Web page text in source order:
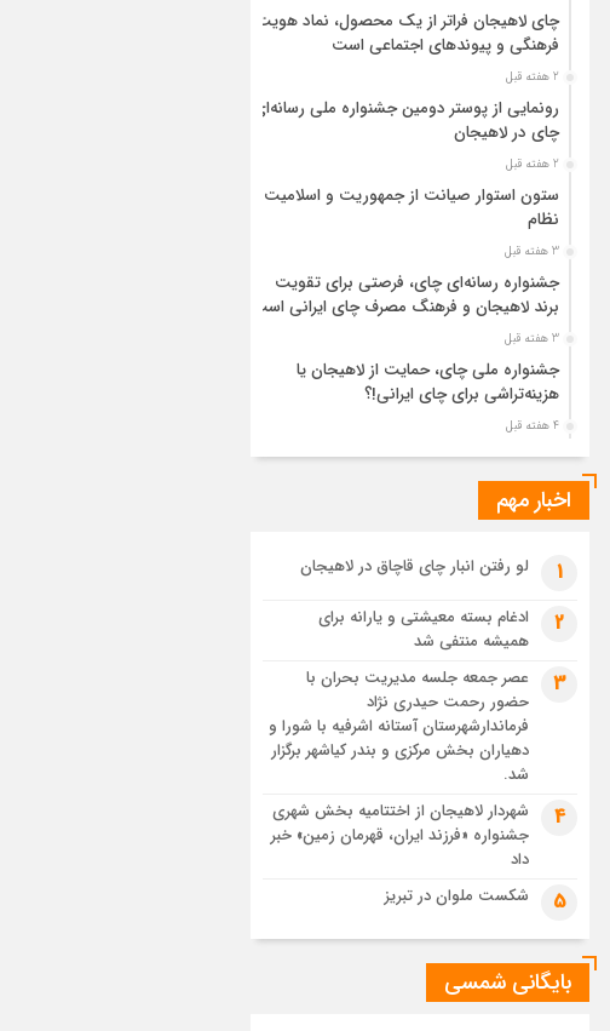
چای لاهیجان فراتر از یک محصول، نماد هویت
فرهنگی و پیوندهای اجتماعی است
2 هفته قبل
رونمایی از پوستر دومین جشنواره ملی رسانه‌ای
چای در لاهیجان
2 هفته قبل
ستون استوار صیانت از جمهوریت و اسلامیت
نظام
3 هفته قبل
جشنواره رسانه‌ای چای، فرصتی برای تقویت
برند لاهیجان و فرهنگ مصرف چای ایرانی است
3 هفته قبل
جشنواره ملی چای، حمایت از لاهیجان یا
هزینه‌تراشی برای چای ایرانی!؟
4 هفته قبل
پیکر مطهر رهبر شهید انقلاب در حرم مطهر
رضوی آرام گرفت
آخر در آستان امام رئوف
تصاویر هوایی مراسم تشییع پیکر مطهر آقای
شهید ایران – مشهد
4 هفته قبل
مراسم تشییع پیکر مطهر آقای شهید ایران –
مشهد
تصاویری از تراکم جمعیت حاضر در میدان
ثورهالعشرین نجف اشرف
اخبار مهم
1 لو رفتن انبار چای قاچاق در لاهیجان
2
ادغام بسته معیشتی و یارانه برای
همیشه منتفی شد
3
عصر جمعه جلسه مدیریت بحران با
حضور رحمت حیدری نژاد
فرماندارشهرستان آستانه اشرفیه با شورا و
دهیاران بخش مرکزی و بندر کیاشهر برگزار
شد.
4
شهردار لاهیجان از اختتامیه بخش شهری
جشنواره «فرزند ایران، قهرمان زمین» خبر
داد
5 شکست ملوان در تبریز
بایگانی شمسی